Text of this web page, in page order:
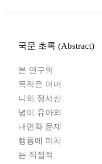
국문 초록 (Abstract)
본 연구의
목적은 어머
니의 정서신
념이 유아의
내면화 문제
행동에 미치
는 직접적